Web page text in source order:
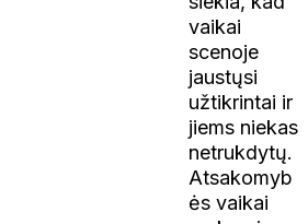
vaikai
scenoje
jaustųsi
užtikrintai ir
jiems niekas
netrukdytų.
Atsakomyb
ės vaikai